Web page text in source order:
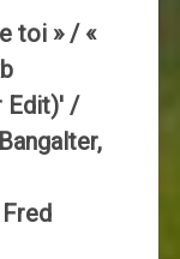
toi » / «
Edit)' /